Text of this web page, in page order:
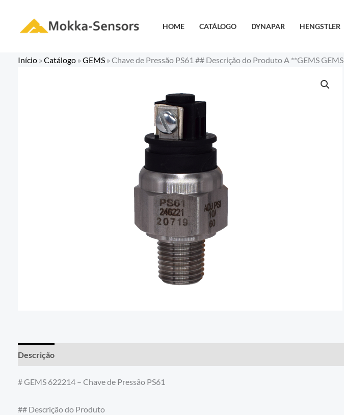
HOME CATÁLOGO DYNAPAR HENGSTLER
Início » Catálogo » GEMS » Chave de Pressão PS61 ## Descrição do Produto A **GEMS
Descrição
# GEMS 622214 – Chave de Pressão PS61
## Descrição do Produto